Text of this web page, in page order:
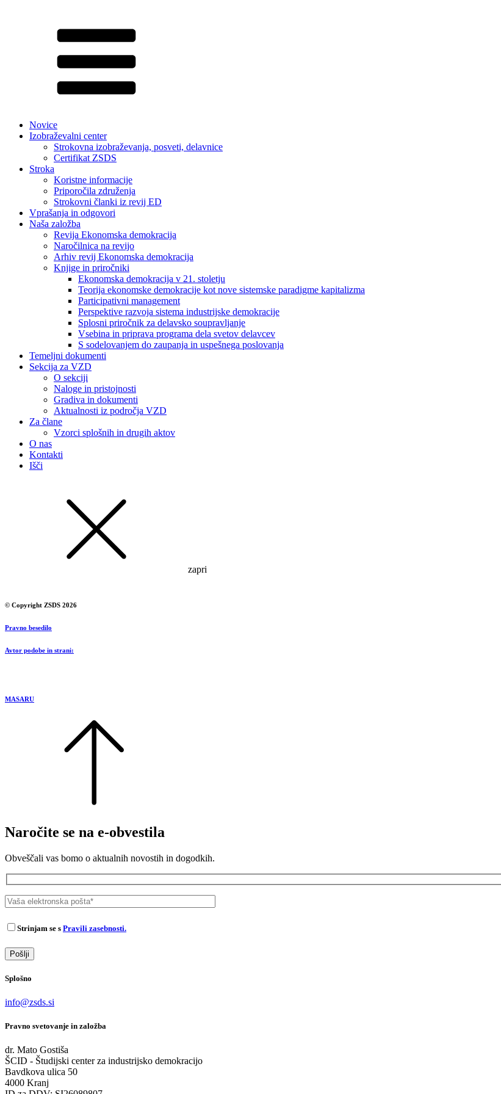
Novice
Izobraževalni center
Strokovna izobraževanja, posveti, delavnice
Certifikat ZSDS
Stroka
Koristne informacije
Priporočila združenja
Strokovni članki iz revij ED
Vprašanja in odgovori
Naša založba
Revija Ekonomska demokracija
Naročilnica na revijo
Arhiv revij Ekonomska demokracija
Knjige in priročniki
Ekonomska demokracija v 21. stoletju
Teorija ekonomske demokracije kot nove sistemske paradigme kapitalizma
Participativni management
Perspektive razvoja sistema industrijske demokracije
Splosni priročnik za delavsko soupravljanje
Vsebina in priprava programa dela svetov delavcev
S sodelovanjem do zaupanja in uspešnega poslovanja
Temeljni dokumenti
Sekcija za VZD
O sekciji
Naloge in pristojnosti
Gradiva in dokumenti
Aktualnosti iz področja VZD
Za člane
Vzorci splošnih in drugih aktov
O nas
Kontakti
Išči
zapri
© Copyright ZSDS 2026
Pravno besedilo
Avtor podobe in strani:
MASARU
Naročite se na e-obvestila
Obveščali vas bomo o aktualnih novostih in dogodkih.
Strinjam se s Pravili zasebnosti.
Splošno
info@zsds.si
Pravno svetovanje in založba
dr. Mato Gostiša
ŠCID - Študijski center za industrijsko demokracijo
Bavdkova ulica 50
4000 Kranj